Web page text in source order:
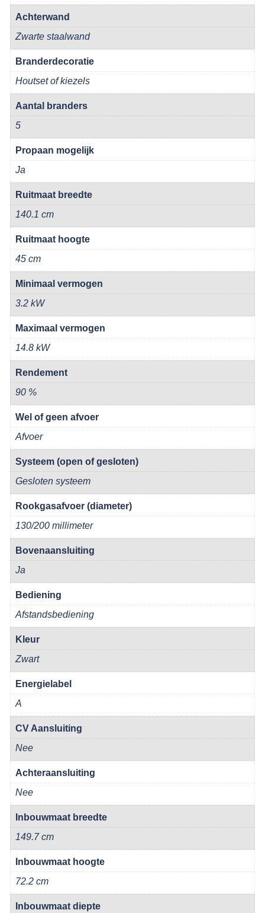
Achterwand
Zwarte staalwand
Branderdecoratie
Houtset of kiezels
Aantal branders
5
Propaan mogelijk
Ja
Ruitmaat breedte
140.1 cm
Ruitmaat hoogte
45 cm
Minimaal vermogen
3.2 kW
Maximaal vermogen
14.8 kW
Rendement
90 %
Wel of geen afvoer
Afvoer
Systeem (open of gesloten)
Gesloten systeem
Rookgasafvoer (diameter)
130/200 millimeter
Bovenaansluiting
Ja
Bediening
Afstandsbediening
Kleur
Zwart
Energielabel
A
CV Aansluiting
Nee
Achteraansluiting
Nee
Inbouwmaat breedte
149.7 cm
Inbouwmaat hoogte
72.2 cm
Inbouwmaat diepte